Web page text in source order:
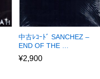
中古ﾚｺｰﾄﾞ SANCHEZ –
END OF THE …
¥2,900